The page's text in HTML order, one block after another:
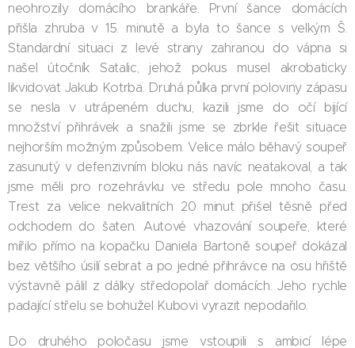
neohrozily domácího brankáře. První šance domácích
přišla zhruba v 15. minutě a byla to šance s velkým Š.
Standardní situaci z levé strany zahranou do vápna si
našel útočník Satalic, jehož pokus musel akrobaticky
likvidovat Jakub Kotrba. Druhá půlka první poloviny zápasu
se nesla v utrápeném duchu, kazili jsme do očí bijící
množství přihrávek a snažili jsme se zbrkle řešit situace
nejhorším možným způsobem. Velice málo běhavý soupeř
zasunutý v defenzivním bloku nás navíc neatakoval, a tak
jsme měli pro rozehrávku ve středu pole mnoho času.
Trest za velice nekvalitních 20 minut přišel těsně před
odchodem do šaten. Autové vhazování soupeře, které
mířilo přímo na kopačku Daniela Bartoně soupeř dokázal
bez většího úsilí sebrat a po jedné přihrávce na osu hřiště
výstavně pálil z dálky středopolař domácích. Jeho rychle
padající střelu se bohužel Kubovi vyrazit nepodařilo.
Do druhého poločasu jsme vstoupili s ambicí lépe